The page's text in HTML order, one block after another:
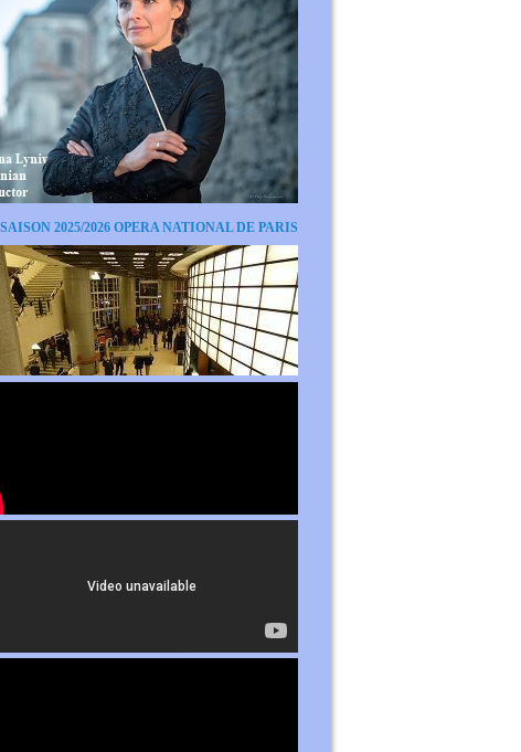
SAISON 2025/2026 OPERA NATIONAL DE PARIS